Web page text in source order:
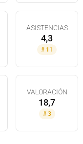
ASISTENCIAS
4,3
# 11
VALORACIÓN
18,7
# 3